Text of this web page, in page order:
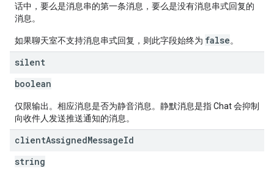
话中，要么是消息串的第一条消息，要么是没有消息串式回复的
消息。
如果聊天室不支持消息串式回复，则此字段始终为 false。
silent
boolean
仅限输出。相应消息是否为静音消息。静默消息是指 Chat 会抑制
向收件人发送推送通知的消息。
clientAssignedMessageId
string